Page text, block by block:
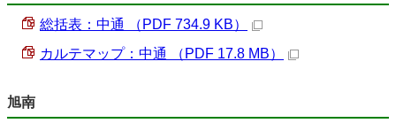
総括表：中通 （PDF 734.9 KB）
カルテマップ：中通 （PDF 17.8 MB）
旭南